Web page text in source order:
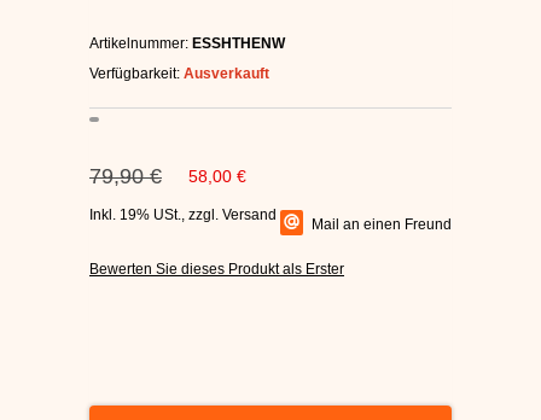
CONVERSE
DC SCHUHE HERREN
SUPRA SCHUHE
Artikelnummer: ESSHTHENW
Verfügbarkeit: Ausverkauft
79,90 € 58,00 €
Inkl. 19% USt., zzgl. Versand
Mail an einen Freund
Bewerten Sie dieses Produkt als Erster